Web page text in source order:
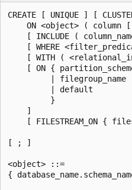
CREATE [ UNIQUE ] [
ON <object> ( column
[ INCLUDE (
[ WHERE
[ WITH (
[ ON {
         | filegroup_name
         | default
         }
    ]
[ FILESTREAM_ON {
[ ; ]
<object> ::=
{